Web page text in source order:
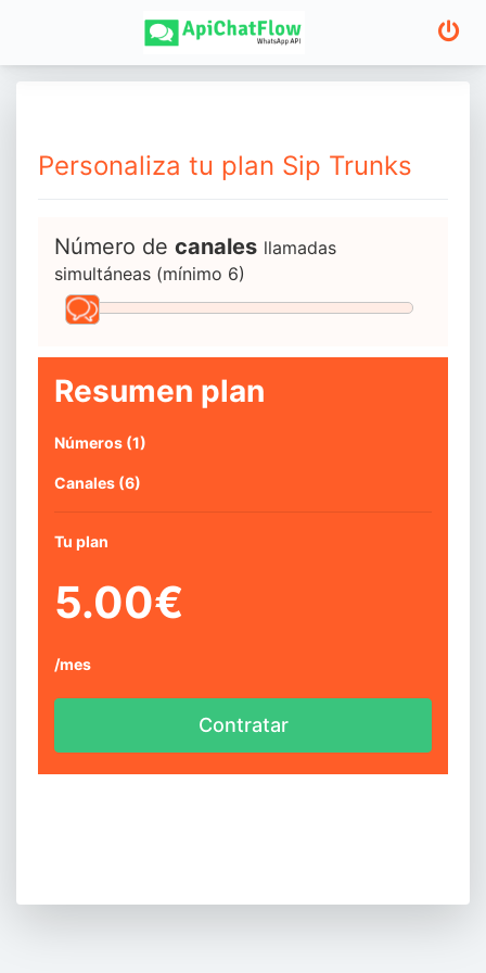
Personaliza tu plan Sip Trunks
Número de canales llamadas
simultáneas (mínimo 6)
Resumen plan
Números (1)
Canales (6)
Tu plan
5.00€
/mes